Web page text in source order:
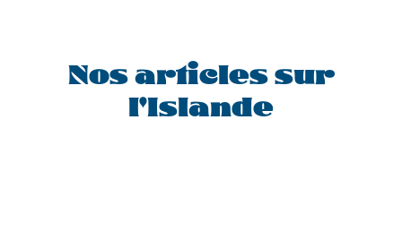
Nos articles sur
l'Islande